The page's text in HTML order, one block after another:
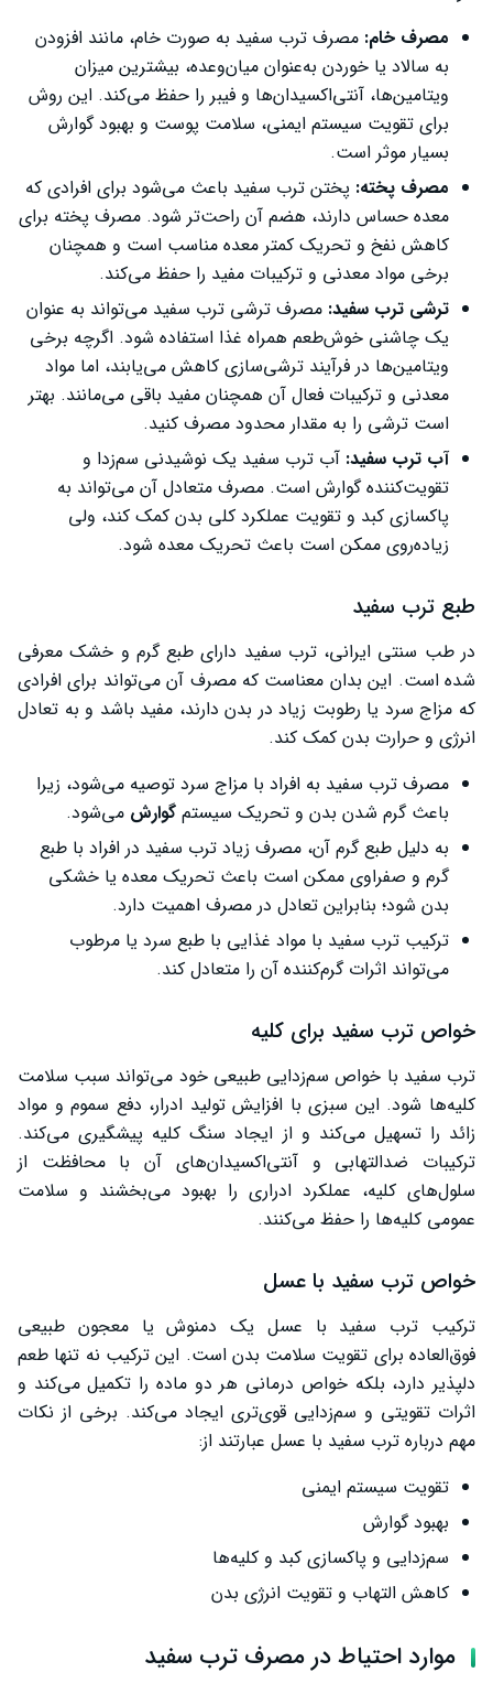
مصرف خام: مصرف ترب سفید به صورت خام، مانند افزودن
به سالاد یا خوردن به‌عنوان میان‌وعده، بیشترین میزان
ویتامین‌ها، آنتی‌اکسیدان‌ها و فیبر را حفظ می‌کند. این روش
برای تقویت سیستم ایمنی، سلامت پوست و بهبود گوارش
بسیار موثر است.
مصرف پخته: پختن ترب سفید باعث می‌شود برای افرادی که
معده حساس دارند، هضم آن راحت‌تر شود. مصرف پخته برای
کاهش نفخ و تحریک کمتر معده مناسب است و همچنان
برخی مواد معدنی و ترکیبات مفید را حفظ می‌کند.
ترشی ترب سفید: مصرف ترشی ترب سفید می‌تواند به عنوان
یک چاشنی خوش‌طعم همراه غذا استفاده شود. اگرچه برخی
ویتامین‌ها در فرآیند ترشی‌سازی کاهش می‌یابند، اما مواد
معدنی و ترکیبات فعال آن همچنان مفید باقی می‌مانند. بهتر
است ترشی را به مقدار محدود مصرف کنید.
آب ترب سفید: آب ترب سفید یک نوشیدنی سم‌زدا و
تقویت‌کننده گوارش است. مصرف متعادل آن می‌تواند به
پاکسازی کبد و تقویت عملکرد کلی بدن کمک کند، ولی
زیاده‌روی ممکن است باعث تحریک معده شود.
طبع ترب سفید
در طب سنتی ایرانی، ترب سفید دارای طبع گرم و خشک معرفی
شده است. این بدان معناست که مصرف آن می‌تواند برای افرادی
که مزاج سرد یا رطوبت زیاد در بدن دارند، مفید باشد و به تعادل
انرژی و حرارت بدن کمک کند.
مصرف ترب سفید به افراد با مزاج سرد توصیه می‌شود، زیرا
باعث گرم شدن بدن و تحریک سیستم گوارش می‌شود.
به دلیل طبع گرم آن، مصرف زیاد ترب سفید در افراد با طبع
گرم و صفراوی ممکن است باعث تحریک معده یا خشکی
بدن شود؛ بنابراین تعادل در مصرف اهمیت دارد.
ترکیب ترب سفید با مواد غذایی با طبع سرد یا مرطوب
می‌تواند اثرات گرم‌کننده آن را متعادل کند.
خواص ترب سفید برای کلیه
ترب سفید با خواص سم‌زدایی طبیعی خود می‌تواند سبب سلامت
کلیه‌ها شود. این سبزی با افزایش تولید ادرار، دفع سموم و مواد
زائد را تسهیل می‌کند و از ایجاد سنگ کلیه پیشگیری می‌کند.
ترکیبات ضدالتهابی و آنتی‌اکسیدان‌های آن با محافظت از
سلول‌های کلیه، عملکرد ادراری را بهبود می‌بخشند و سلامت
عمومی کلیه‌ها را حفظ می‌کنند.
خواص ترب سفید با عسل
ترکیب ترب سفید با عسل یک دمنوش یا معجون طبیعی
فوق‌العاده برای تقویت سلامت بدن است. این ترکیب نه تنها طعم
دلپذیر دارد، بلکه خواص درمانی هر دو ماده را تکمیل می‌کند و
اثرات تقویتی و سم‌زدایی قوی‌تری ایجاد می‌کند. برخی از نکات
مهم درباره ترب سفید با عسل عبارتند از:
تقویت سیستم ایمنی
بهبود گوارش
سم‌زدایی و پاکسازی کبد و کلیه‌ها
کاهش التهاب و تقویت انرژی بدن
موارد احتیاط در مصرف ترب سفید